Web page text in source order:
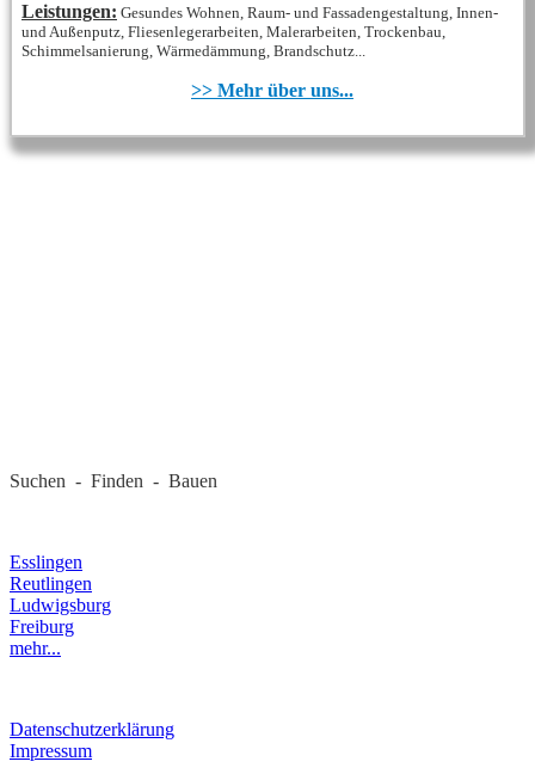
Leistungen: Gesundes Wohnen, Raum- und Fassadengestaltung, Innen-
und Außenputz, Fliesenlegerarbeiten, Malerarbeiten, Trockenbau,
Schimmelsanierung, Wärmedämmung, Brandschutz...
>> Mehr über uns...
Suchen - Finden - Bauen
Esslingen
Reutlingen
Ludwigsburg
Freiburg
mehr...
Datenschutzerklärung
Impressum